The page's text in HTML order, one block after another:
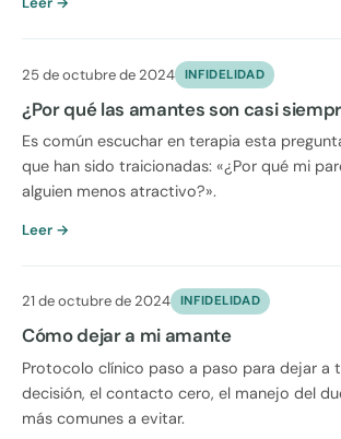
25 de octubre de 2024 INFIDELIDAD
¿Por qué las amantes son casi
Es común escuchar en terapia esta
que han sido traicionadas: «¿Por qué mi
alguien menos atractivo?».
Leer →
21 de octubre de 2024 INFIDELIDAD
Cómo dejar a mi amante
Protocolo clínico paso a paso para dejar a
decisión, el contacto cero, el manejo del
más comunes a evitar.